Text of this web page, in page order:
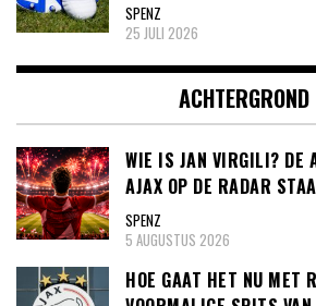
SPENZ
25 JULI 2026
ACHTERGROND
WIE IS JAN VIRGILI? DE
AJAX OP DE RADAR
SPENZ
5 AUGUSTUS 2026
HOE GAAT HET NU MET